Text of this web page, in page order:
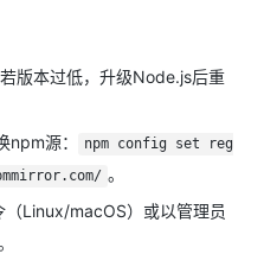
版本过低，升级Node.js后重
npm源：
npm config set reg
。
（Linux/macOS）或以管理员